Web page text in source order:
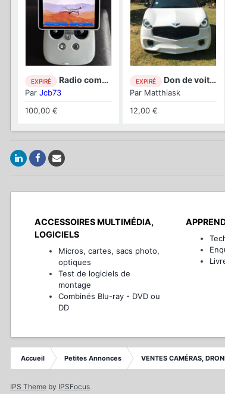
EXPIRÉ Radio commande Écran intégré pour Phantom 4 PrO
Par Jcb73
100,00 €
EXPIRÉ Don de voiture sans permis
Par Matthiask
12,00 €
ACCESSOIRES MULTIMÉDIA,
LOGICIELS
Micros, cartes, sacs photo,
optiques
Test de logiciels de
montage
Combinés Blu-ray - DVD ou
DD
Accueil Petites Annonces VENTES CAMÉRAS,
IPS Theme by IPSFocus